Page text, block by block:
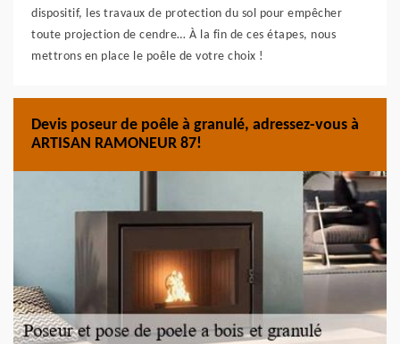
dispositif, les travaux de protection du sol pour empêcher
toute projection de cendre… À la fin de ces étapes, nous
mettrons en place le poêle de votre choix !
Devis poseur de poêle à granulé, adressez-vous à
ARTISAN RAMONEUR 87!